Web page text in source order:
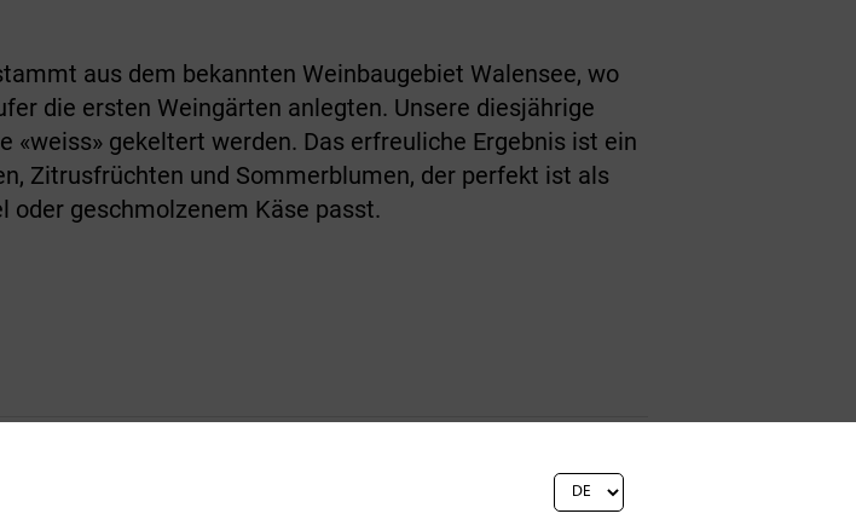
aus dem bekannten Weinbaugebiet Walensee, wo
die ersten Weingärten anlegten. Unsere diesjährige
«weiss» gekeltert werden. Das erfreuliche Ergebnis ist ein
Zitrusfrüchten und Sommerblumen, der perfekt ist als
oder geschmolzenem Käse passt.